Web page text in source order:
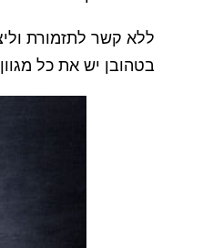
ללא קשר לתזמורת
בטהובן יש את כל